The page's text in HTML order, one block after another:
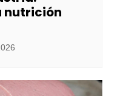
nutrición